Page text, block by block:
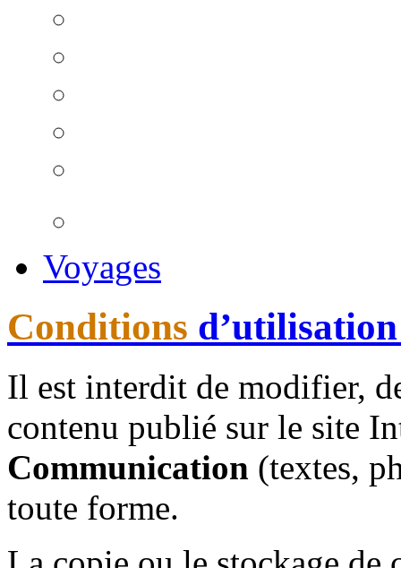
Voyages
Conditions
Il est interdit de modifier,
contenu publié sur le site
Communication (textes,
toute forme.